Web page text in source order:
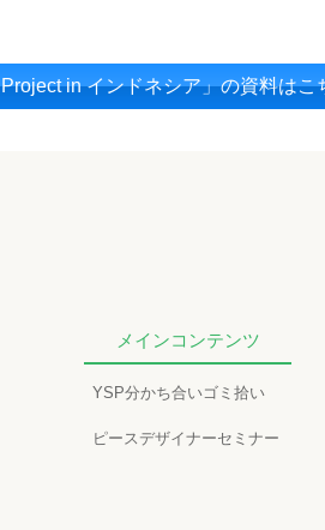
in インドネシア」の資料はこ
メインコンテンツ
YSP分かち合いゴミ拾い
ピースデザイナーセミナー